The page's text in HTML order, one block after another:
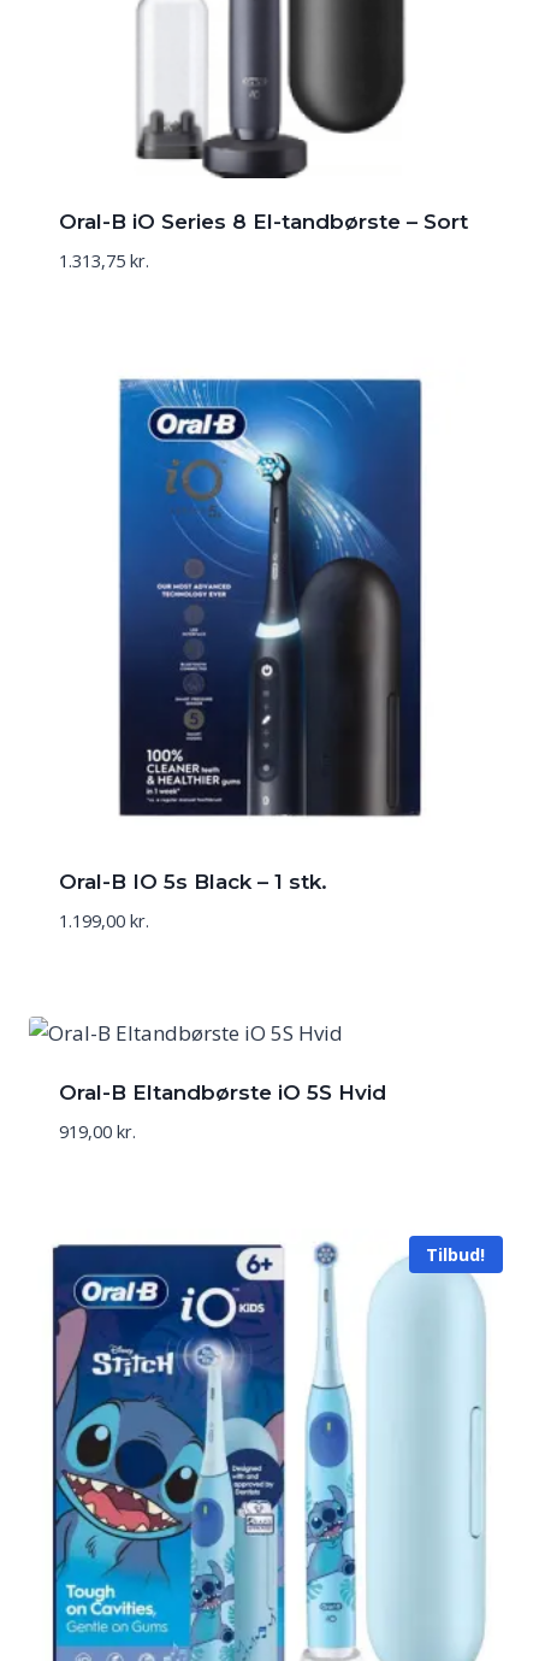
Oral-B iO Series 8 El-tandbørste – Sort
1.313,75 kr.
Oral-B IO 5s Black – 1 stk.
1.199,00 kr.
Oral-B Eltandbørste iO 5S Hvid
919,00 kr.
Tilbud!